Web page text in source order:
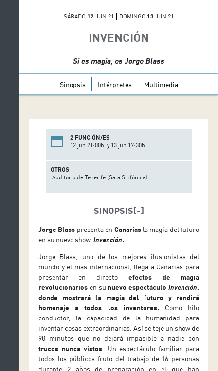
SÁBADO 12 JUN 21 DOMINGO 13 JUN 21
INVENCIÓN
Si es magia, es Jorge Blass
Sinopsis Intérpretes Multimedia
2 FUNCIÓN/ES
12 jun 21:00h. y 13 jun 17:30h.
OTROS
Auditorio de Tenerife (Sala Sinfónica)
SINOPSIS
Jorge Blass presenta en Canariasla magia del futuro
en su nuevo show, Invención.
Jorge Blass, uno de los mejores ilusionistas del
mundo y el más internacional, llega a Canarias para
presentar en directo efectos de magia
revolucionarios en su nuevo espectáculoInvención,
donde mostrará la magia del futuro y rendirá
homenaje a todos los inventores. Como hilo
conductor, la capacidad de la humanidad para
inventar cosas extraordinarias. Así se teje un show de
90 minutos que no dejará impasible a nadie con
trucos nunca vistos. Un espectáculo familiar para
todos los públicos fruto del trabajo de 16 personas
durante 2 años de preparación en el que han